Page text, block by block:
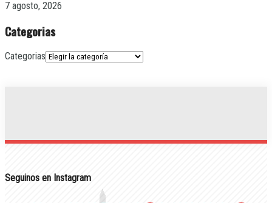
7 agosto, 2026
Categorias
Categorias
Seguinos en Instagram